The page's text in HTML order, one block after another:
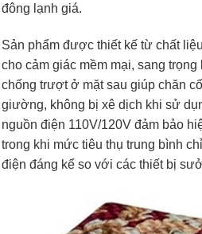
đông lạnh giá.
Sản phẩm được thiết kế từ chất
cho cảm giác mềm mại, sang
chống trượt ở mặt sau giúp chăn
giường, không bị xê dịch khi sử
nguồn điện 110V/120V đảm bảo
trong khi mức tiêu thụ trung bình
điện đáng kể so với các thiết bị